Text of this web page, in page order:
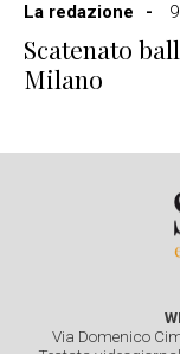
La redazione
Scatenato
Milano
Via Domenico